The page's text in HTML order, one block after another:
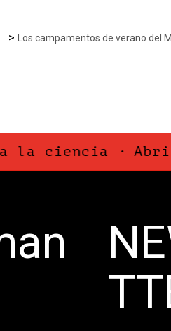
> Los campamentos de verano del
ciencia ·